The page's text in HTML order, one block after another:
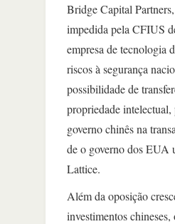
Bridge Capital
impedida pela CFIUS
empresa de tecnologia
riscos à segurança
possibilidade de
propriedade
governo chinês na
de o governo dos EUA
Lattice.
Além da oposição
investimentos